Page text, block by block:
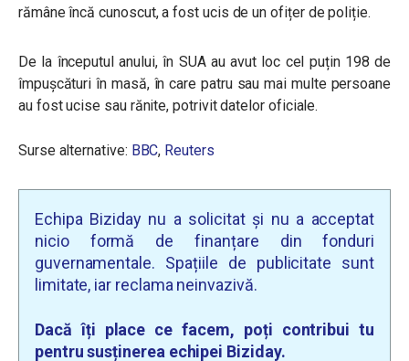
rămâne încă cunoscut, a fost ucis de un ofițer de poliție.
De la începutul anului, în SUA au avut loc cel puțin 198 de
împușcături în masă, în care patru sau mai multe persoane
au fost ucise sau rănite, potrivit datelor oficiale.
Surse alternative: BBC, Reuters
Echipa Biziday nu a solicitat și nu a acceptat
nicio formă de finanțare din fonduri
guvernamentale. Spațiile de publicitate sunt
limitate, iar reclama neinvazivă.
Dacă îți place ce facem, poți contribui tu
pentru susținerea echipei Biziday.